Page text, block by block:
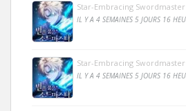
Star-Embracing
IL Y A 4 SEMAINES 5 JOURS 16
Star-Embracing
IL Y A 4 SEMAINES 5 JOURS 16